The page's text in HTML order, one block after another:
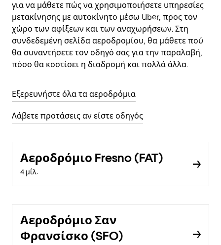
για να μάθετε πώς να χρησιμοποιήσετε υπηρεσίες
μετακίνησης με αυτοκίνητο μέσω Uber, προς τον
χώρο των αφίξεων και των αναχωρήσεων. Στη
συνδεδεμένη σελίδα αεροδρομίου, θα μάθετε πού
θα συναντήσετε τον οδηγό σας για την παραλαβή,
πόσο θα κοστίσει η διαδρομή και πολλά άλλα.
Εξερευνήστε όλα τα αεροδρόμια
Λάβετε προτάσεις αν είστε οδηγός
Αεροδρόμιο Fresno (FAT)
4 μίλ.
Αεροδρόμιο Σαν
Φρανσίσκο (SFO)